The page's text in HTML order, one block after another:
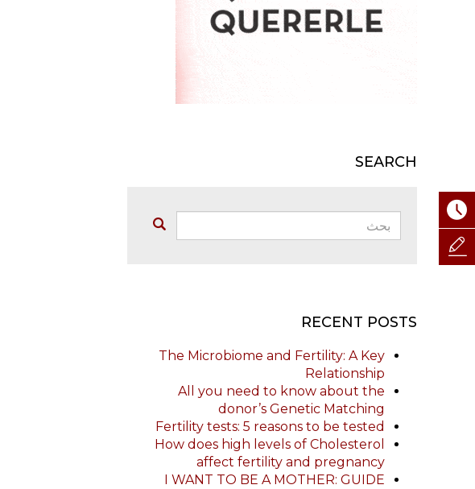
SEARCH
Buscar
RECENT POSTS
The Microbiome and Fertility: A Key
Relationship
All you need to know about the
donor’s Genetic Matching
Fertility tests: 5 reasons to be tested
How does high levels of Cholesterol
affect fertility and pregnancy
I WANT TO BE A MOTHER: GUIDE